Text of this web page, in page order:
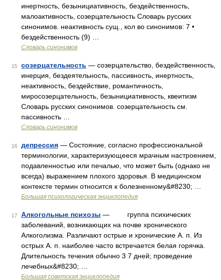
инертность, безынициативность, бездейственность,
малоактивность, созерцательность Словарь русских
синонимов. неактивность сущ., кол во синонимов: 7 •
бездейственность (9) …
Словарь синонимов
15 созерцательность — созерцательство, бездейственность,
инерция, бездеятельность, пассивность, инертность,
неактивность, бездействие, романтичность,
миросозерцательность, безынициативность, квеитизм
Словарь русских синонимов. созерцательность см.
пассивность …
Словарь синонимов
16 депрессия — Состояние, согласно профессиональной
терминологии, характеризующееся мрачным настроением,
подавленностью или печалью, что может быть (однако не
всегда) выражением плохого здоровья. В медицинском
контексте термин относится к болезненному&#8230; …
Большая психологическая энциклопедия
17 Алкогольные психозы — группа психических
заболеваний, возникающих на почве хронического
Алкоголизма. Различают острые и хронические А. п. Из
острых А. п. наиболее часто встречается белая горячка.
Длительность течения обычно 3 7 дней; проведение
лечебных&#8230; …
Большая советская энциклопедия